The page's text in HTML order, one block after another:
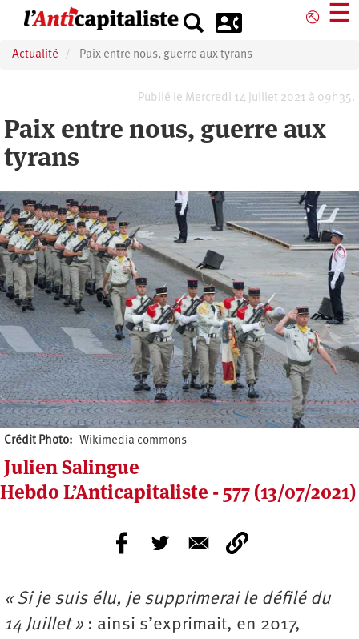
principal
⎋ ☰
Actualité Paix entre nous, guerre aux tyrans
Publié le Mercredi 14 juillet 2021 à 09h35.
Paix entre nous, guerre aux
tyrans
Crédit Photo Wikimedia commons
Julien Salingue
Hebdo L’Anticapitaliste - 577 (13/07/2021)
« Si je suis élu, je supprimerai le défilé du
14 Juillet » : ainsi s’exprimait, en 2017,